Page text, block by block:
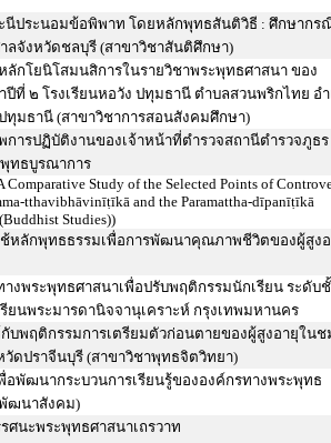
นีประนอมข้อพิพาท โดยหลักพุทธสันติวิธี : ศึกษากร
ลจังหวัดชลบุรี (สาขาวิชาสันติศึกษา)
ลักโยนิโสมนสิการในรายวิชาพระพุทธศาสนา ของ
ที่ ๒ โรงเรียนหอวัง ปทุมธานี ตำบลสวนพริกไทย อำ
ทุมธานี (สาขาวิชาการสอนสังคมศึกษา)
ารปฏิบัติงานของเจ้าหน้าที่ตำรวจสถานีตำรวจภูธร
ทธบูรณาการ
Comparative Study of the Selected Points of
tthavibhāvinīṭīkā and the Paramattha-dīpanīṭīkā
Studies))
ช้หลักพุทธธรรมเพื่อการพัฒนาคุณภาพชีวิตของผู้สูง
งพระพุทธศาสนาเพื่อปรับพฤติกรรมนักเรียน ระดับ
ยนพระมารดานิจจานุเคราะห์ กรุงเทพมหานคร
พฤติกรรมการเตรียมตัวก่อนตายของผู้สูงอายุในช
ดปราจีนบุรี (สาขาวิชาพุทธจิตวิทยา)
อพัฒนากระบวนการเรียนรู้ขององค์กรทางพระพุทธ
พัฒนาสังคม)
ศนะพระพุทธศาสนาเถรวาท